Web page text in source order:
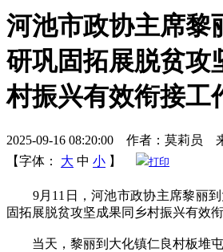
河池市政协主席黎
研巩固拓展脱贫攻
村振兴有效衔接工
2025-09-16 08:20:00 作者：莫莉员
【字体：
大 中 小 】 打印
9月11日，河池市政协主席黎丽到
固拓展脱贫攻坚成果同乡村振兴有效
当天，黎丽到大化镇仁良村板堆屯